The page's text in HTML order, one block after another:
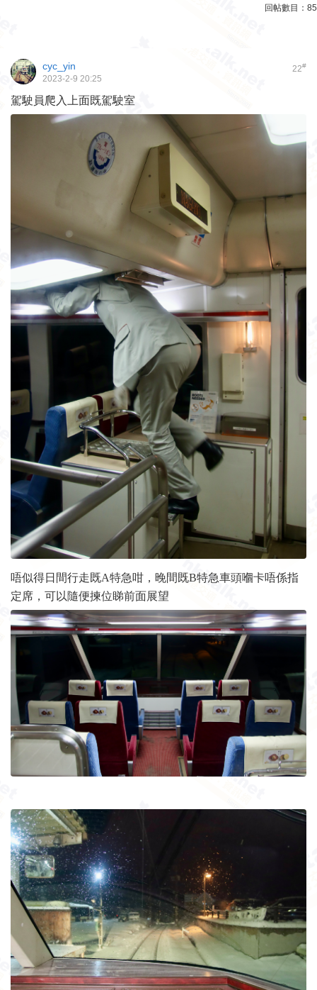
回帖數目： 85
22#
cyc_yin
2023-2-9 20:25
駕駛員爬入上面既駕駛室
唔似得日間行走既A特急咁，晚間既B特急車頭嗰卡唔係指
定席，可以隨便揀位睇前面展望